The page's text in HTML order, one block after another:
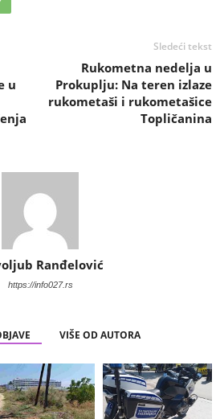
u
Sledeći tekst
Rukometna nedelja u
Prokuplju: Na teren izlaze
rukometaši i rukometašice
Topličanina
Ranđelović
https://info027.rs
VIŠE OD AUTORA